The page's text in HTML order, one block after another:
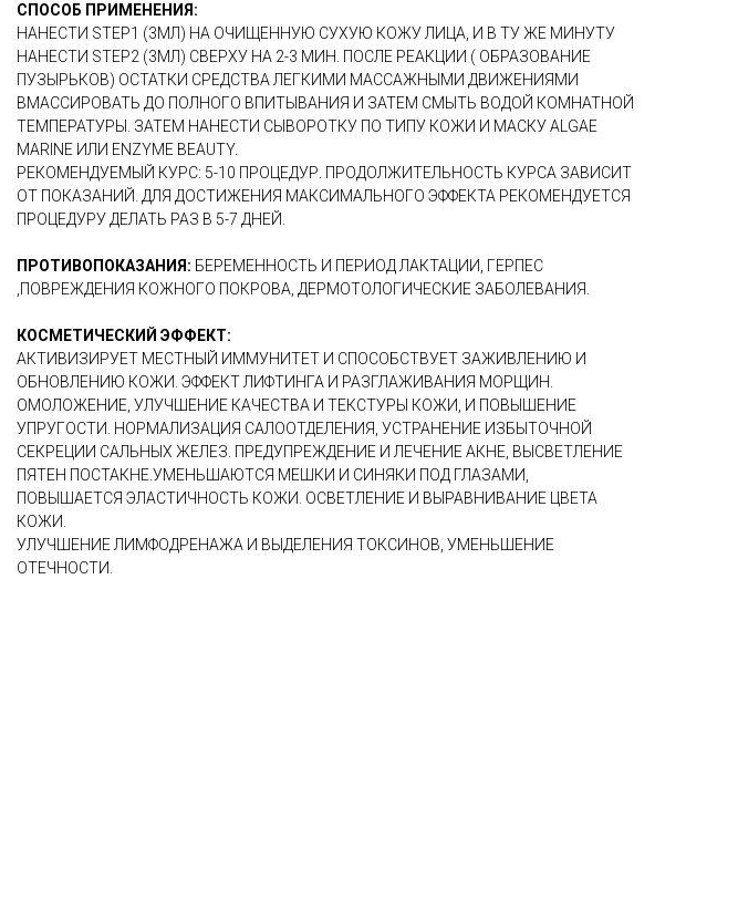
СПОСОБ ПРИМЕНЕНИЯ:
НАНЕСТИ STEP1 (3МЛ) НА ОЧИЩЕННУЮ СУХУЮ КОЖУ ЛИЦА, И В ТУ ЖЕ МИНУТУ
НАНЕСТИ STEP2 (3МЛ) СВЕРХУ НА 2-3 МИН. ПОСЛЕ РЕАКЦИИ ( ОБРАЗОВАНИЕ
ПУЗЫРЬКОВ) ОСТАТКИ СРЕДСТВА ЛЕГКИМИ МАССАЖНЫМИ ДВИЖЕНИЯМИ
ВМАССИРОВАТЬ ДО ПОЛНОГО ВПИТЫВАНИЯ И ЗАТЕМ СМЫТЬ ВОДОЙ КОМНАТНОЙ
ТЕМПЕРАТУРЫ. ЗАТЕМ НАНЕСТИ СЫВОРОТКУ ПО ТИПУ КОЖИ И МАСКУ ALGAE
MARINE ИЛИ ENZYME BEAUTY.
РЕКОМЕНДУЕМЫЙ КУРС: 5-10 ПРОЦЕДУР. ПРОДОЛЖИТЕЛЬНОСТЬ КУРСА ЗАВИСИТ
ОТ ПОКАЗАНИЙ. ДЛЯ ДОСТИЖЕНИЯ МАКСИМАЛЬНОГО ЭФФЕКТА РЕКОМЕНДУЕТСЯ
ПРОЦЕДУРУ ДЕЛАТЬ РАЗ В 5-7 ДНЕЙ.
ПРОТИВОПОКАЗАНИЯ: БЕРЕМЕННОСТЬ И ПЕРИОД ЛАКТАЦИИ, ГЕРПЕС
,ПОВРЕЖДЕНИЯ КОЖНОГО ПОКРОВА, ДЕРМОТОЛОГИЧЕСКИЕ ЗАБОЛЕВАНИЯ.
КОСМЕТИЧЕСКИЙ ЭФФЕКТ:
АКТИВИЗИРУЕТ МЕСТНЫЙ ИММУНИТЕТ И СПОСОБСТВУЕТ ЗАЖИВЛЕНИЮ И
ОБНОВЛЕНИЮ КОЖИ. ЭФФЕКТ ЛИФТИНГА И РАЗГЛАЖИВАНИЯ МОРЩИН.
ОМОЛОЖЕНИЕ, УЛУЧШЕНИЕ КАЧЕСТВА И ТЕКСТУРЫ КОЖИ, И ПОВЫШЕНИЕ
УПРУГОСТИ. НОРМАЛИЗАЦИЯ САЛООТДЕЛЕНИЯ, УСТРАНЕНИЕ ИЗБЫТОЧНОЙ
СЕКРЕЦИИ САЛЬНЫХ ЖЕЛЕЗ. ПРЕДУПРЕЖДЕНИЕ И ЛЕЧЕНИЕ АКНЕ, ВЫСВЕТЛЕНИЕ
ПЯТЕН ПОСТАКНЕ.УМЕНЬШАЮТСЯ МЕШКИ И СИНЯКИ ПОД ГЛАЗАМИ,
ПОВЫШАЕТСЯ ЭЛАСТИЧНОСТЬ КОЖИ. ОСВЕТЛЕНИЕ И ВЫРАВНИВАНИЕ ЦВЕТА
КОЖИ.
УЛУЧШЕНИЕ ЛИМФОДРЕНАЖА И ВЫДЕЛЕНИЯ ТОКСИНОВ, УМЕНЬШЕНИЕ
ОТЕЧНОСТИ.